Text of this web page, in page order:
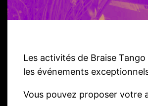
Les activités de Braise
les événements
Vous pouvez proposer votre